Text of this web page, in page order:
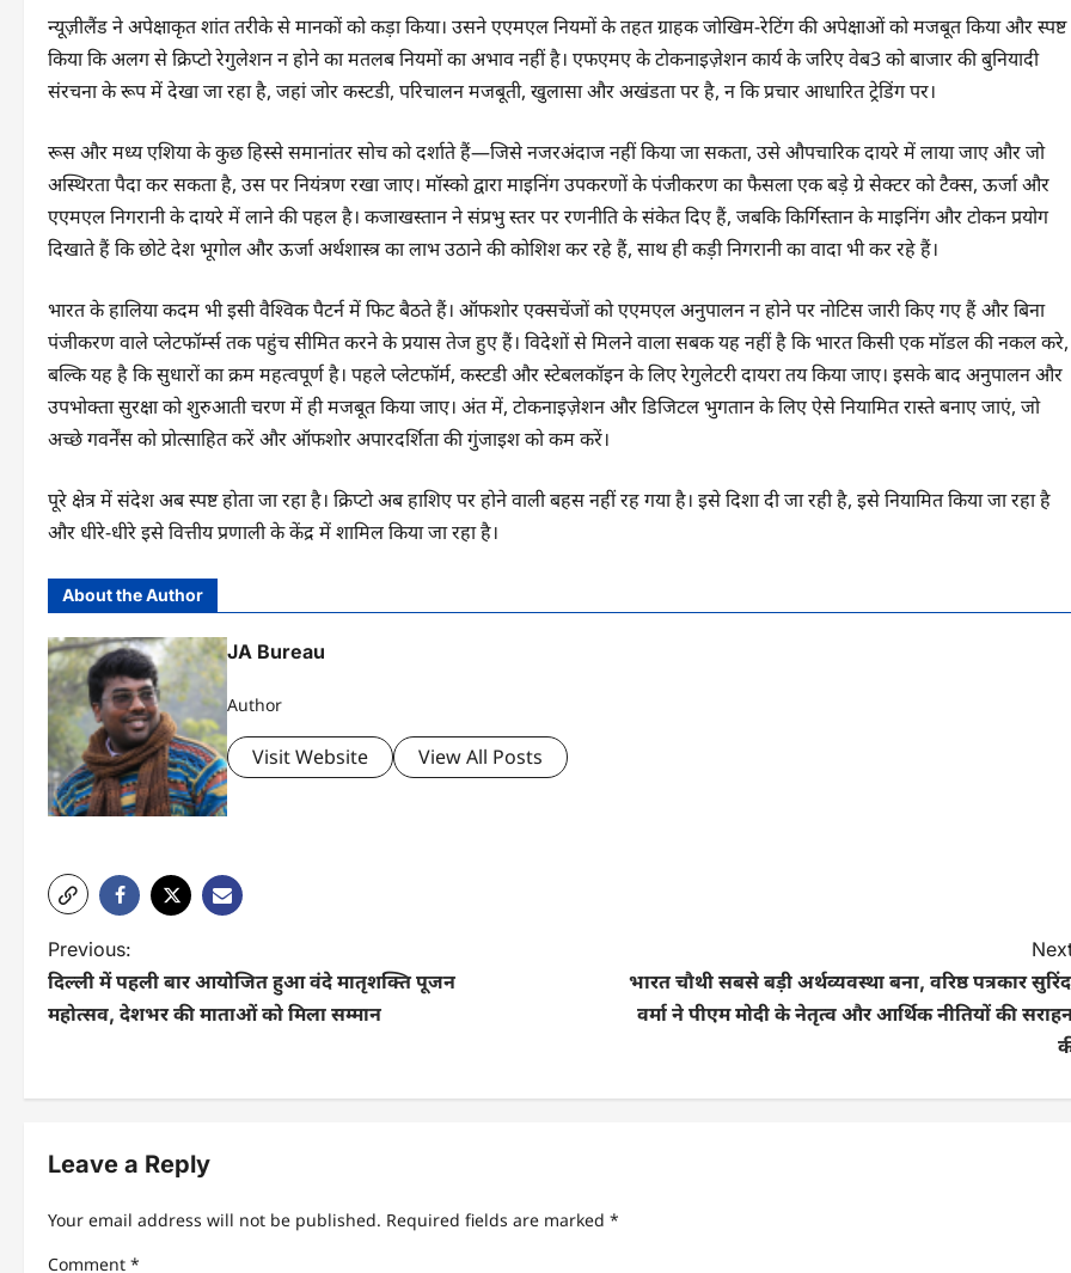
न्यूज़ीलैंड ने अपेक्षाकृत शांत तरीके से मानकों को कड़ा किया। उसने एएमएल नियमों के तहत ग्राहक जोखिम-रेटिंग की अपेक्षाओं को मजबूत किया और स्पष्ट
किया कि अलग से क्रिप्टो रेगुलेशन न होने का मतलब नियमों का अभाव नहीं है। एफएमए के टोकनाइज़ेशन कार्य के जरिए वेब3 को बाजार की बुनियादी
संरचना के रूप में देखा जा रहा है, जहां जोर कस्टडी, परिचालन मजबूती, खुलासा और अखंडता पर है, न कि प्रचार आधारित ट्रेडिंग पर।
रूस और मध्य एशिया के कुछ हिस्से समानांतर सोच को दर्शाते हैं—जिसे नजरअंदाज नहीं किया जा सकता, उसे औपचारिक दायरे में लाया जाए और जो
अस्थिरता पैदा कर सकता है, उस पर नियंत्रण रखा जाए। मॉस्को द्वारा माइनिंग उपकरणों के पंजीकरण का फैसला एक बड़े ग्रे सेक्टर को टैक्स, ऊर्जा और
एएमएल निगरानी के दायरे में लाने की पहल है। कजाखस्तान ने संप्रभु स्तर पर रणनीति के संकेत दिए हैं, जबकि किर्गिस्तान के माइनिंग और टोकन प्रयोग
दिखाते हैं कि छोटे देश भूगोल और ऊर्जा अर्थशास्त्र का लाभ उठाने की कोशिश कर रहे हैं, साथ ही कड़ी निगरानी का वादा भी कर रहे हैं।
भारत के हालिया कदम भी इसी वैश्विक पैटर्न में फिट बैठते हैं। ऑफशोर एक्सचेंजों को एएमएल अनुपालन न होने पर नोटिस जारी किए गए हैं और बिना
पंजीकरण वाले प्लेटफॉर्म्स तक पहुंच सीमित करने के प्रयास तेज हुए हैं। विदेशों से मिलने वाला सबक यह नहीं है कि भारत किसी एक मॉडल की नकल करे,
बल्कि यह है कि सुधारों का क्रम महत्वपूर्ण है। पहले प्लेटफॉर्म, कस्टडी और स्टेबलकॉइन के लिए रेगुलेटरी दायरा तय किया जाए। इसके बाद अनुपालन और
उपभोक्ता सुरक्षा को शुरुआती चरण में ही मजबूत किया जाए। अंत में, टोकनाइज़ेशन और डिजिटल भुगतान के लिए ऐसे नियामित रास्ते बनाए जाएं, जो
अच्छे गवर्नेंस को प्रोत्साहित करें और ऑफशोर अपारदर्शिता की गुंजाइश को कम करें।
पूरे क्षेत्र में संदेश अब स्पष्ट होता जा रहा है। क्रिप्टो अब हाशिए पर होने वाली बहस नहीं रह गया है। इसे दिशा दी जा रही है, इसे नियामित किया जा रहा है
और धीरे-धीरे इसे वित्तीय प्रणाली के केंद्र में शामिल किया जा रहा है।
About the Author
JA Bureau
Author
Visit Website View All Posts
P
o
a
v
i
Previous:
दिल्ली में पहली बार आयोजित हुआ वंदे मातृशक्ति पूजन
महोत्सव, देशभर की माताओं को मिला सम्मान
भारत चौथी सबसे बड़ी अर्थव्यवस्था बना, वरिष्ठ पत्रकार
वर्मा ने पीएम मोदी के नेतृत्व और आर्थिक नीतियों की
Leave a Reply
Your email address will not be published. Required fields are marked *
Comment *